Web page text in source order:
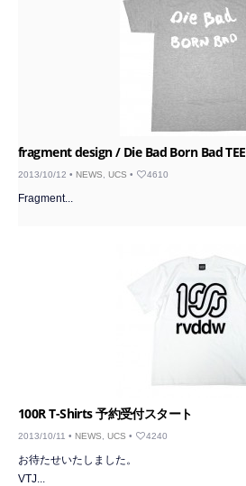
fragment design / Die Bad Born Bad TEE
2013/10/12 • NEWS UCS • 4610
Fragment...
100R T-Shirts 予約受付スタート
2013/10/11 • NEWS UCS • 4240
お待たせいたしました。
VTJ...